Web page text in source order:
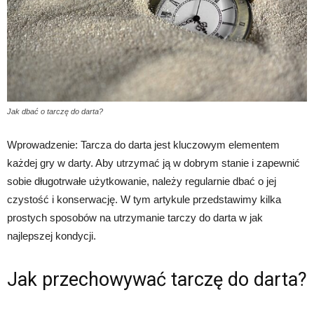
Jak dbać o tarczę do darta?
Wprowadzenie: Tarcza do darta jest kluczowym elementem
każdej gry w darty. Aby utrzymać ją w dobrym stanie i zapewnić
sobie długotrwałe użytkowanie, należy regularnie dbać o jej
czystość i konserwację. W tym artykule przedstawimy kilka
prostych sposobów na utrzymanie tarczy do darta w jak
najlepszej kondycji.
Jak przechowywać tarczę do darta?